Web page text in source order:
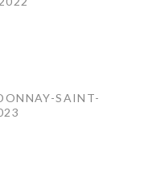
SAINT-